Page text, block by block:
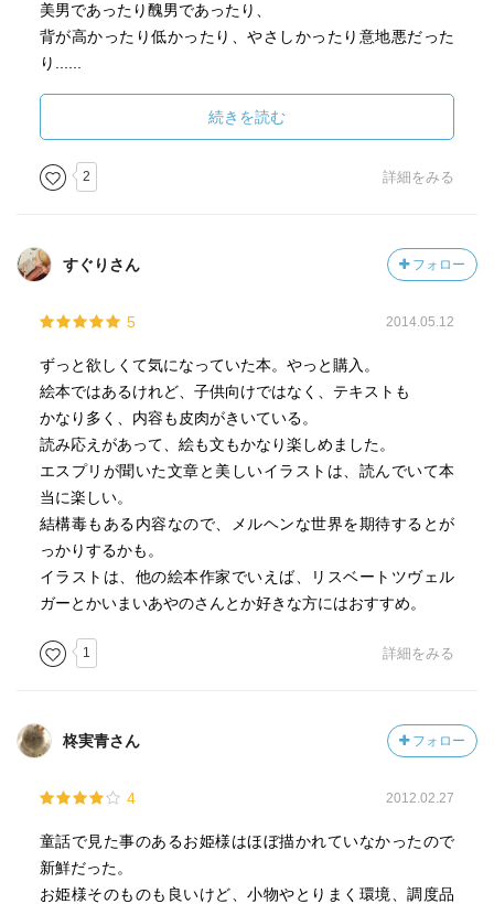
美男であったり醜男であったり、
背が高かったり低かったり、やさしかったり意地悪だった
り......
王子の人生というのは、人びとが思うほど平穏なものでは
ありません。
運命の姫を求めて、何年もの間、いくつもの森をさまよわ
なければならないのですから。
キスをしたりするのですが、
ときにそれは、予期せぬ結果を招きます。
ハエやテントウムシ、あるいはキツネなどに変身する者も
いるのです。
いずれにしても、おとぎ話のなかでは、
王子が姫と出会ったとたん、
お話は結末を迎えてしまいます。
そしてこんな文章で締めくくられるのです......
「二人はめでたく結婚し、その後ずっと幸せに暮らしまし
た」。
結婚後、王子さまたちはいったいどうなるのでしょうか？”
続きを読む
2 詳細をみる
すぐりさん フォロー
5 2014.05.12
ずっと欲しくて気になっていた本。やっと購入。
絵本ではあるけれど、子供向けではなく、テキストも
かなり多く、内容も皮肉がきいている。
読み応えがあって、絵も文もかなり楽しめました。
エスプリが聞いた文章と美しいイラストは、読んでいて本
当に楽しい。
結構毒もある内容なので、メルヘンな世界を期待するとが
っかりするかも。
イラストは、他の絵本作家でいえば、リスベートツヴェル
ガーとかいまいあやのさんとか好きな方にはおすすめ。
1 詳細をみる
柊実青さん フォロー
4 2012.02.27
童話で見た事のあるお姫様はほぼ描かれていなかったので
新鮮だった。
お姫様そのものも良いけど、小物やとりまく環境、調度品